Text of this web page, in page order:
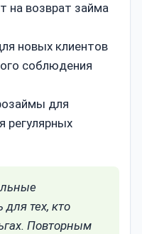
на возврат займа
новых клиентов
соблюдения
для
регулярных
для тех, кто
Повторным